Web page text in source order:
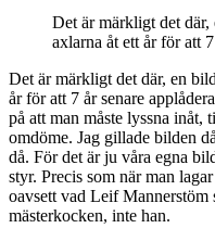
Det är märkligt det
axlarna åt ett år för att
Det är märkligt det där, en
år för att 7 år senare
på att man måste lyssna inåt,
omdöme. Jag gillade bilden
då. För det är ju våra egna
styr. Precis som när man
oavsett vad Leif
mästerkocken, inte han.